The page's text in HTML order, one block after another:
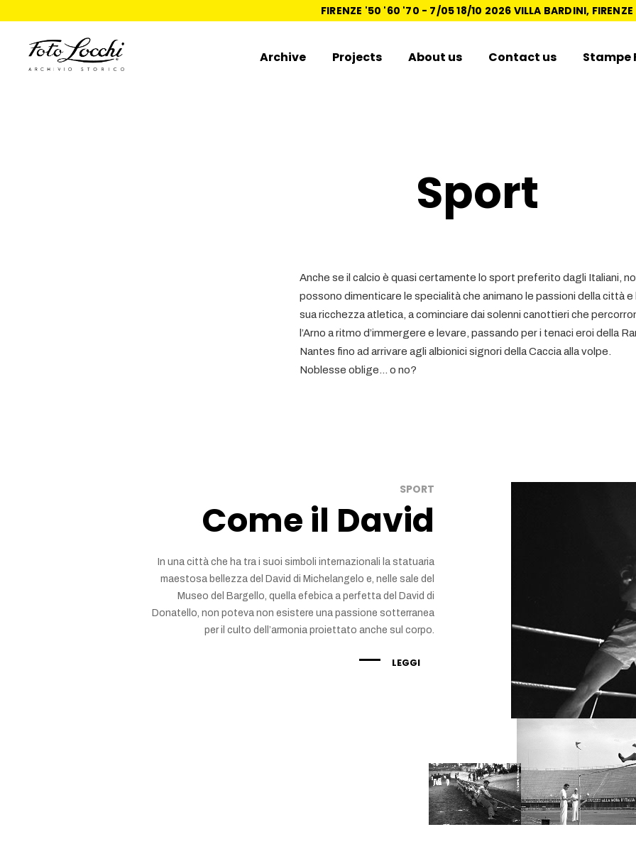
FIRENZE '50 '60 '70 - 7/05 18/10 2026 VILLA BARDINI, FIRENZE
Archive Projects About us Contact us Stampe
Sport
Anche se il calcio è quasi certamente lo sport preferito dagli Italiani,
possono dimenticare le specialità che animano le passioni della città e
sua ricchezza atletica, a cominciare dai solenni canottieri che
l’Arno a ritmo d’immergere e levare, passando per i tenaci eroi della
Nantes fino ad arrivare agli albionici signori della Caccia alla volpe.
Noblesse oblige... o no?
SPORT
Come il David
In una città che ha tra i suoi simboli internazionali la statuaria
maestosa bellezza del David di Michelangelo e, nelle sale del
Museo del Bargello, quella efebica a perfetta del David di
Donatello, non poteva non esistere una passione sotterranea
per il culto dell’armonia proiettato anche sul corpo.
LEGGI